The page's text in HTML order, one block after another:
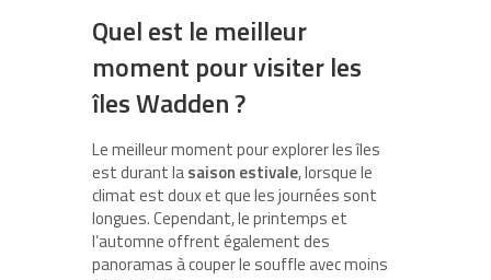
Quel est le meilleur
moment pour visiter les
îles Wadden ?
Le meilleur moment pour explorer les îles
est durant lasaison estivale, lorsque le
climat est doux et que les journées sont
longues. Cependant, le printemps et
l’automne offrent également des
panoramas à couper le souffle avec moins